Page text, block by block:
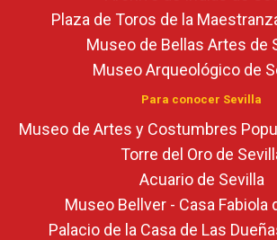
Plaza de Toros de la
Museo de Bellas Artes de
Museo Arqueológico de
Para conocer Sevilla
Museo de Artes y Costumbres
Torre del Oro de
Acuario de Sevilla
Museo Bellver - Casa Fabiola
Palacio de la Casa de Las